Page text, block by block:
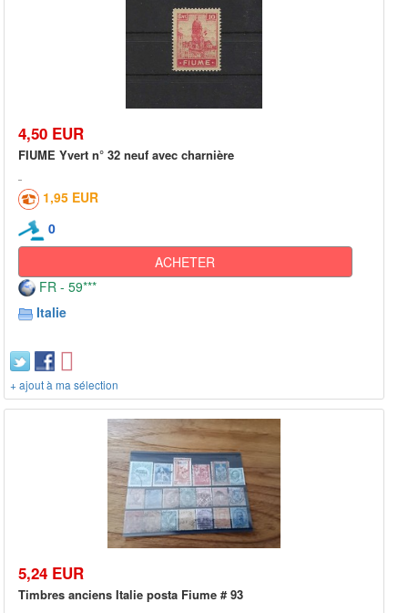
4,50 EUR
FIUME Yvert n° 32 neuf avec charnière
1,95 EUR
0
ACHETER
FR - 59***
Italie
+ ajout à ma sélection
5,24 EUR
Timbres anciens Italie posta Fiume # 93